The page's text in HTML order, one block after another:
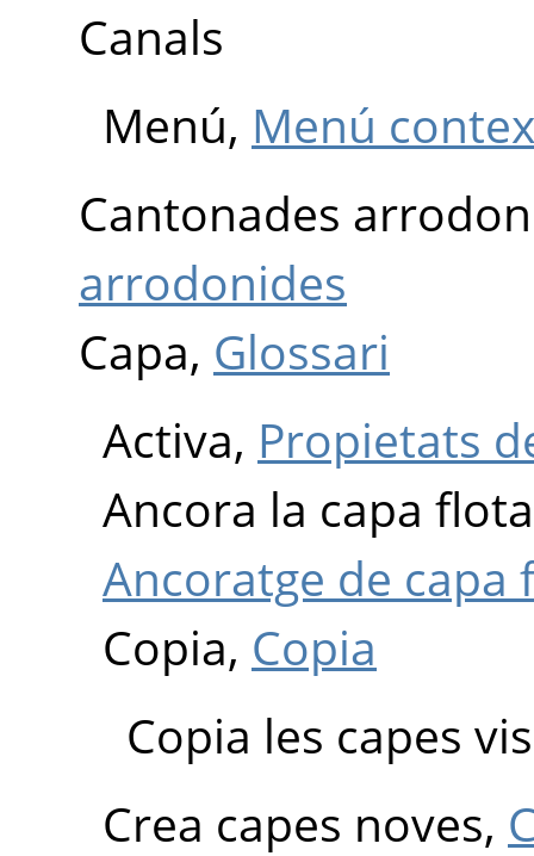
Canals
Menú, Menú
Cantonades
arrodonides
Capa, Glossari
Activa, Propietats
Ancora la capa
Ancoratge de
Copia, Copia
Copia les capes
Crea capes noves,